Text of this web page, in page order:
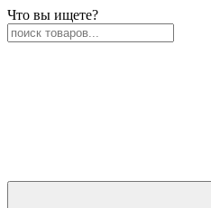
Что вы ищете?